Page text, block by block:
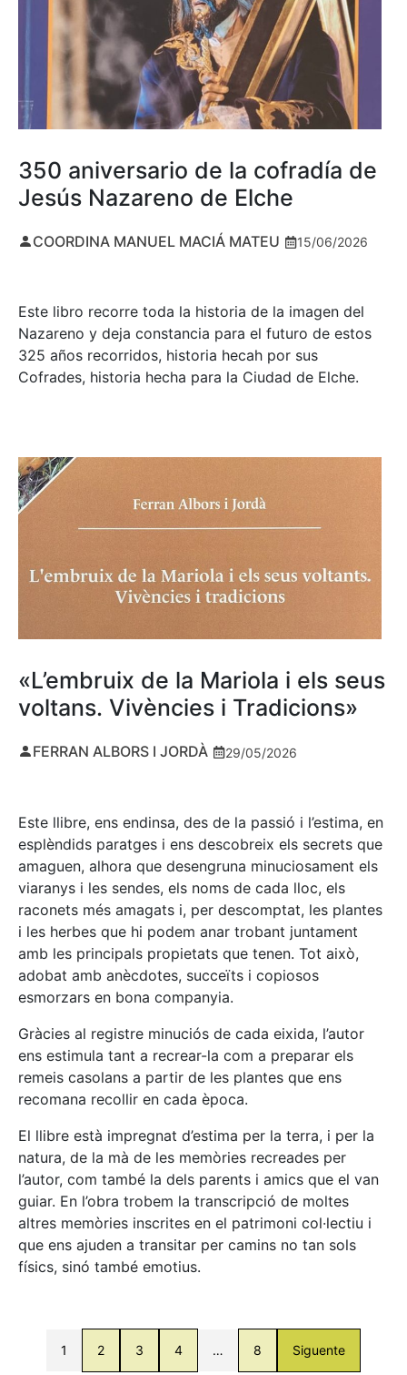
350 aniversario de la cofradía de
Jesús Nazareno de Elche
COORDINA MANUEL MACIÁ MATEU 15/06/2026
Este libro recorre toda la historia de la imagen del
Nazareno y deja constancia para el futuro de estos
325 años recorridos, historia hecah por sus
Cofrades, historia hecha para la Ciudad de Elche.
«L’embruix de la Mariola i els seus
voltans. Vivències i Tradicions»
FERRAN ALBORS I JORDÀ 29/05/2026
Este llibre, ens endinsa, des de la passió i l’estima, en
esplèndids paratges i ens descobreix els secrets que
amaguen, alhora que desengruna minuciosament els
viaranys i les sendes, els noms de cada lloc, els
raconets més amagats i, per descomptat, les plantes
i les herbes que hi podem anar trobant juntament
amb les principals propietats que tenen. Tot això,
adobat amb anècdotes, succeïts i copiosos
esmorzars en bona companyia.
Gràcies al registre minuciós de cada eixida, l’autor
ens estimula tant a recrear-la com a preparar els
remeis casolans a partir de les plantes que ens
recomana recollir en cada època.
El llibre està impregnat d’estima per la terra, i per la
natura, de la mà de les memòries recreades per
l’autor, com també la dels parents i amics que el van
guiar. En l’obra trobem la transcripció de moltes
altres memòries inscrites en el patrimoni col·lectiu i
que ens ajuden a transitar per camins no tan sols
físics, sinó també emotius.
1 2 3 4 … 8 Siguente